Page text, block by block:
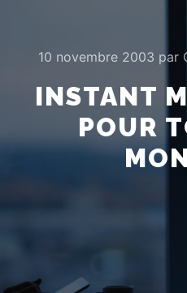
10 novembre 2003 par
INSTANT
POUR